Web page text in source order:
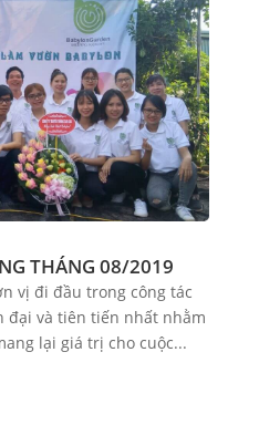
THÁNG 08/2019
vị đi đầu trong công tác
đại và tiên tiến nhất nhằm
lại giá trị cho cuộc...